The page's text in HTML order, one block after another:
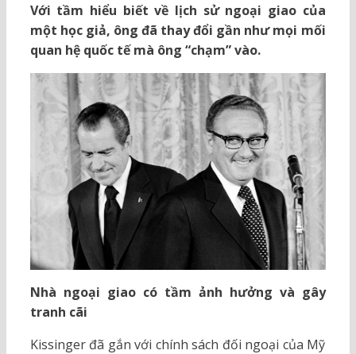
Với tầm hiểu biết về lịch sử ngoại giao của
một học giả, ông đã thay đổi gần như mọi mối
quan hệ quốc tế mà ông “chạm” vào.
Nhà ngoại giao có tầm ảnh hưởng và gây
tranh cãi
Kissinger đã gắn với chính sách đối ngoại của Mỹ